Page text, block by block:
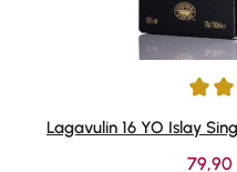
Average rating of 4.95 out
Lagavulin 16 YO Islay
79,90